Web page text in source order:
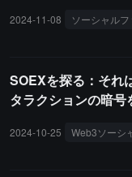
で、ユーザーが複数の
シャルアプリであり、
b3 プラットフォームか
アクセスし、相互作用
2024-11-08 ソーシャルフ
SOEXを探る：それ
タラクションの暗号
2024-10-25 Web3ソーシ